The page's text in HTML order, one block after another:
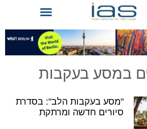
במסע בעקבות
"מסע בעקבות הלב": בסדרת
סיורים חדשה ומרתקת